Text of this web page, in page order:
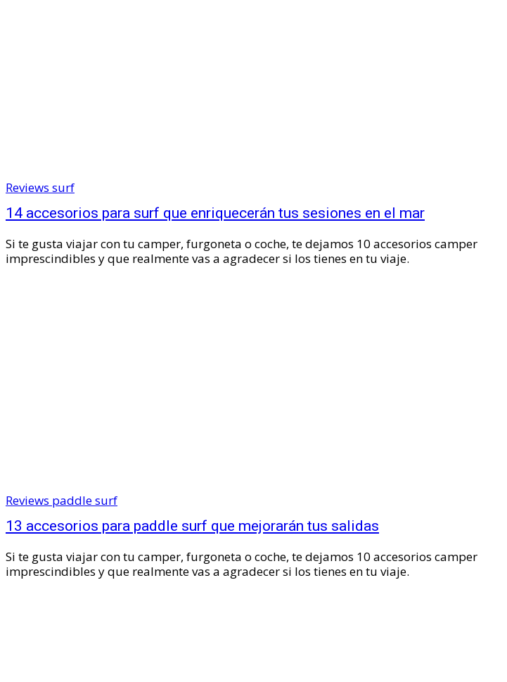
Reviews surf
14 accesorios para surf que enriquecerán tus sesiones en el mar
Si te gusta viajar con tu camper, furgoneta o coche, te dejamos 10 accesorios camper
imprescindibles y que realmente vas a agradecer si los tienes en tu viaje.
Reviews paddle surf
13 accesorios para paddle surf que mejorarán tus salidas
Si te gusta viajar con tu camper, furgoneta o coche, te dejamos 10 accesorios camper
imprescindibles y que realmente vas a agradecer si los tienes en tu viaje.